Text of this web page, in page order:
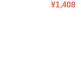
¥1,408